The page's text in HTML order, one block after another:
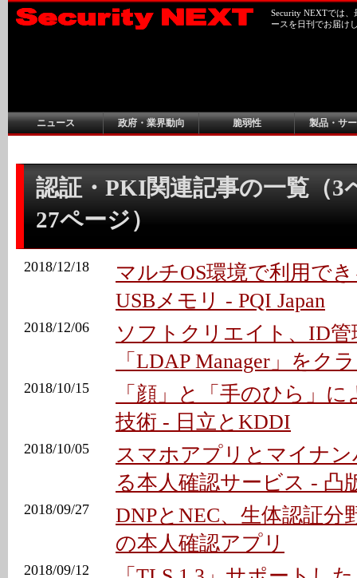
Security NEXTでは
ースを日刊でお届け
ニュース 政府・業界動向 脆弱性 製品・サ
認証・PKI関連記事の一覧（3
27ページ）
2018/12/18
マルチOS環境で利用で
USBメモリ - PQI Japan
2018/12/06
ソフトクリエイト、ID
「LDAP Manager」をク
2018/10/15
「顔」と「手のひら」
技術 - 日立とKDDI
2018/10/05
スマホアプリとマイナ
る本人確認サービス - 凸
2018/09/27
DNPとNEC、生体認証分
の本人確認アプリ
2018/09/12